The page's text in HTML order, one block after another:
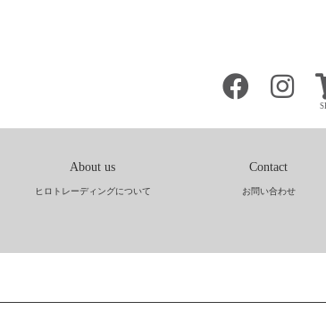
About us
ヒロトレーディングについて
Contact
お問い合わせ